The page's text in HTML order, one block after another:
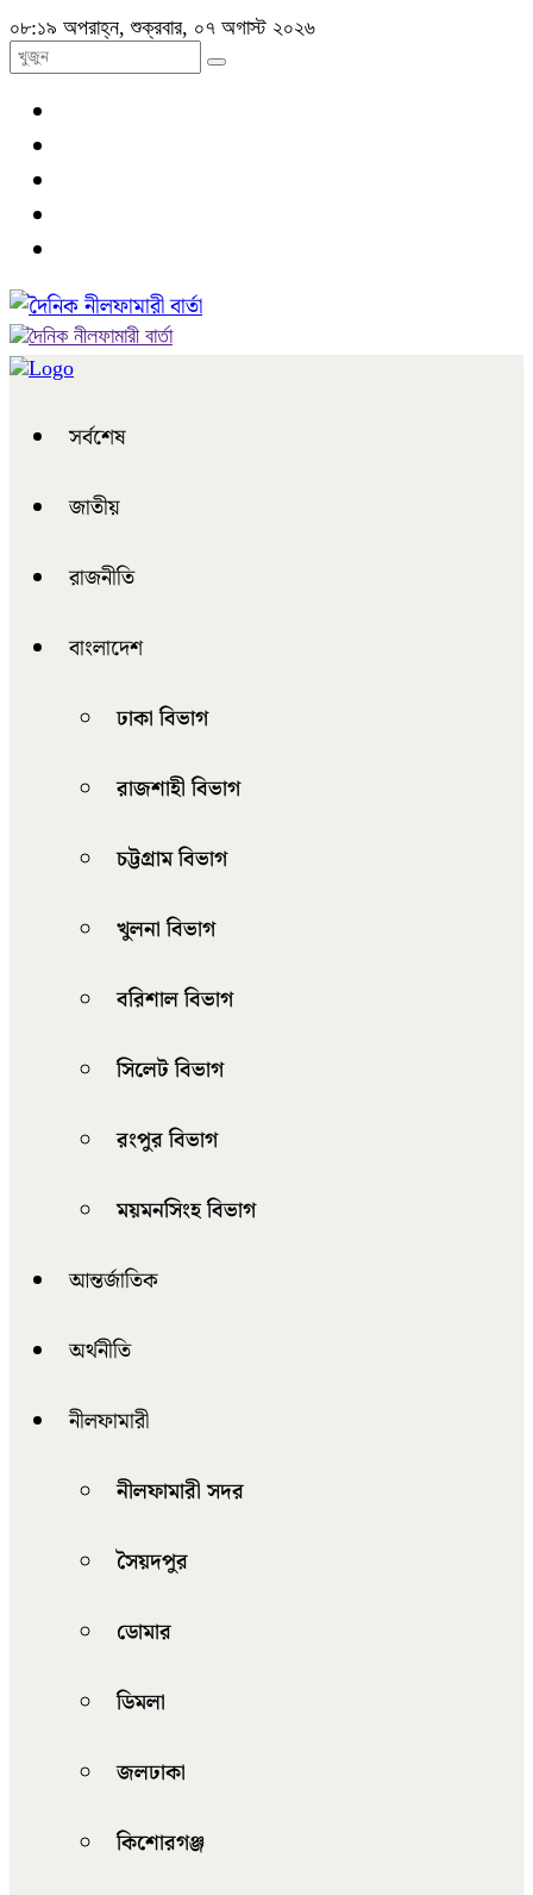
০৮:১৯ অপরাহ্ন, শুক্রবার, ০৭ অগাস্ট ২০২৬
সর্বশেষ
জাতীয়
রাজনীতি
বাংলাদেশ
ঢাকা বিভাগ
রাজশাহী বিভাগ
চট্টগ্রাম বিভাগ
খুলনা বিভাগ
বরিশাল বিভাগ
সিলেট বিভাগ
রংপুর বিভাগ
ময়মনসিংহ বিভাগ
আন্তর্জাতিক
অর্থনীতি
নীলফামারী
নীলফামারী সদর
সৈয়দপুর
ডোমার
ডিমলা
জলঢাকা
কিশোরগঞ্জ